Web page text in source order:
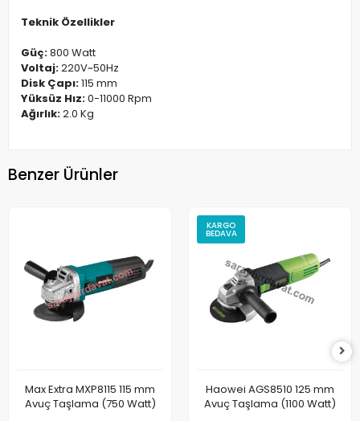
Teknik Özellikler
Güç:800 Watt
Voltaj:220V~50Hz
Disk Çapı:115 mm
Yüksüz Hız:0-11000 Rpm
Ağırlık:2.0 Kg
Benzer Ürünler
Max Extra MXP8115 115 mm
Avuç Taşlama (750 Watt)
KARGO
BEDAVA
Haowei AGS8510 125 mm
Avuç Taşlama (1100 Watt)